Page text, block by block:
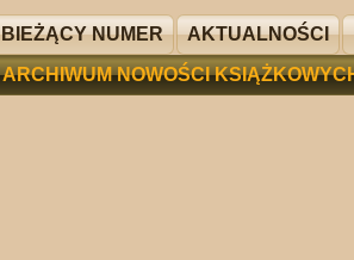
BIEŻĄCY NUMER AKTUALNOŚCI
ARCHIWUM NOWOŚCI